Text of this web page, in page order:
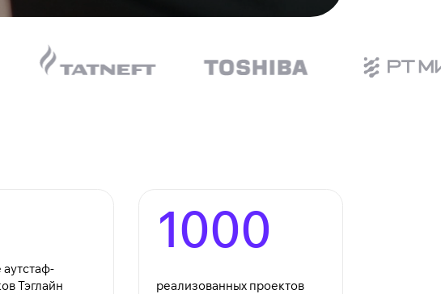
аутстаф-
Тэглайн
1000
реализованных проектов